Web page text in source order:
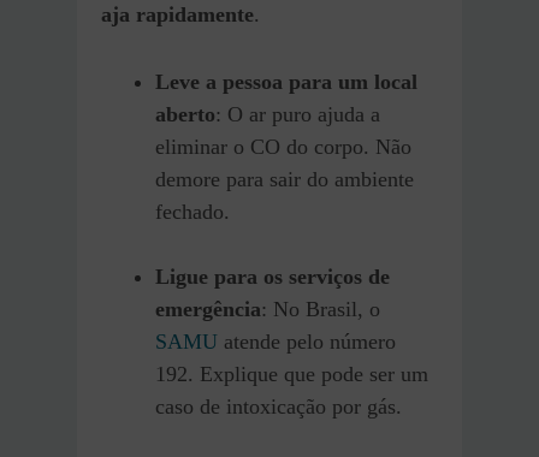
aja rapidamente.
Leve a pessoa para um local
aberto: O ar puro ajuda a
eliminar o CO do corpo. Não
demore para sair do ambiente
fechado.
Ligue para os serviços de
emergência: No Brasil, o
SAMU atende pelo número
192. Explique que pode ser um
caso de intoxicação por gás.